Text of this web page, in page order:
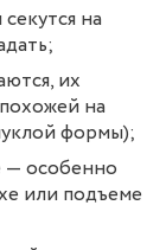
на
их
на
формы);
— особенно
или подъеме